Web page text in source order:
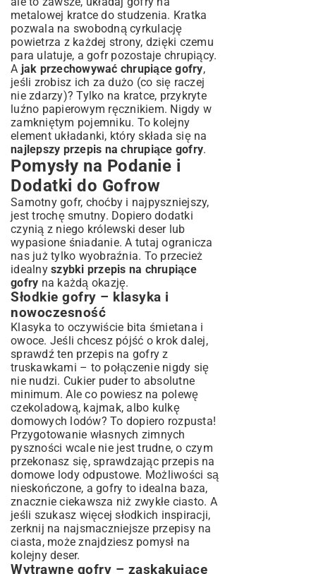
metalowej kratce do studzenia. Kratka
pozwala na swobodną cyrkulację
powietrza z każdej strony, dzięki czemu
para ulatuje, a gofr pozostaje chrupiący.
A jak przechowywać chrupiące gofry,
jeśli zrobisz ich za dużo (co się raczej
nie zdarzy)? Tylko na kratce, przykryte
luźno papierowym ręcznikiem. Nigdy w
zamkniętym pojemniku. To kolejny
element układanki, który składa się na
najlepszy przepis na chrupiące gofry.
Pomysły na Podanie i
Dodatki do Gofrow
Samotny gofr, choćby i najpyszniejszy,
jest trochę smutny. Dopiero dodatki
czynią z niego królewski deser lub
wypasione śniadanie. A tutaj ogranicza
nas już tylko wyobraźnia. To przecież
idealny szybki przepis na chrupiące
gofry na każdą okazję.
Słodkie gofry – klasyka i
nowoczesność
Klasyka to oczywiście bita śmietana i
owoce. Jeśli chcesz pójść o krok dalej,
sprawdź ten przepis na gofry z
truskawkami – to połączenie nigdy się
nie nudzi. Cukier puder to absolutne
minimum. Ale co powiesz na polewę
czekoladową, kajmak, albo kulkę
domowych lodów? To dopiero rozpusta!
Przygotowanie własnych zimnych
pyszności wcale nie jest trudne, o czym
przekonasz się, sprawdzając przepis na
domowe lody odpustowe. Możliwości są
nieskończone, a gofry to idealna baza,
znacznie ciekawsza niż zwykłe ciasto. A
jeśli szukasz więcej słodkich inspiracji,
zerknij na najsmaczniejsze przepisy na
ciasta, może znajdziesz pomysł na
kolejny deser.
Wytrawne gofry – zaskakujące